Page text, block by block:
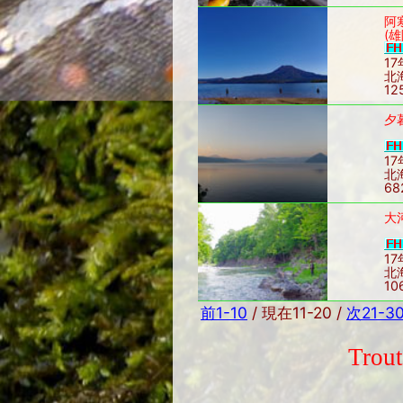
阿
(
17
北
夕
17
北
大
17
北
前1-10 / 現在11-20 / 次21-